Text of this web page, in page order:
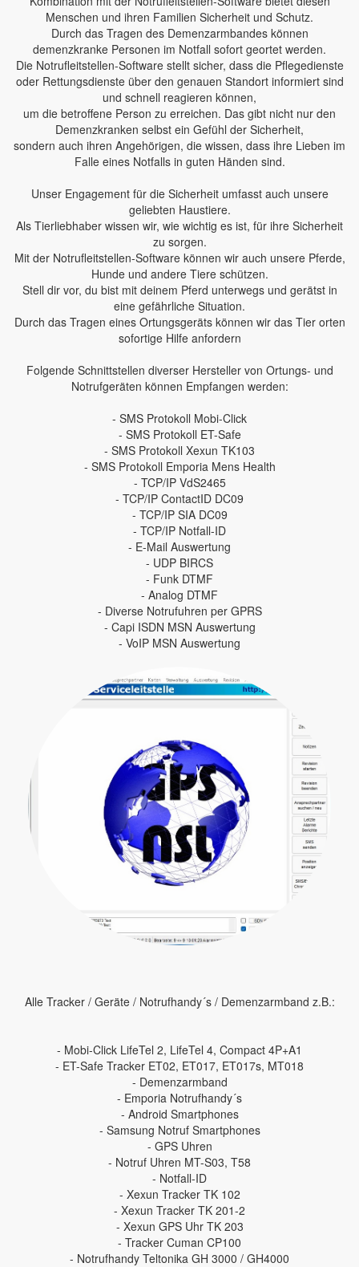
Menschen und ihren Familien Sicherheit und Schutz.
Durch das Tragen des Demenzarmbandes können
demenzkranke Personen im Notfall sofort geortet werden.
Die Notrufleitstellen-Software stellt sicher, dass die Pflegedienste
oder Rettungsdienste über den genauen Standort informiert sind
und schnell reagieren können,
um die betroffene Person zu erreichen. Das gibt nicht nur den
Demenzkranken selbst ein Gefühl der Sicherheit,
sondern auch ihren Angehörigen, die wissen, dass ihre Lieben im
Falle eines Notfalls in guten Händen sind.
Unser Engagement für die Sicherheit umfasst auch unsere
geliebten Haustiere.
Als Tierliebhaber wissen wir, wie wichtig es ist, für ihre Sicherheit
zu sorgen.
Mit der Notrufleitstellen-Software können wir auch unsere Pferde,
Hunde und andere Tiere schützen.
Stell dir vor, du bist mit deinem Pferd unterwegs und gerätst in
eine gefährliche Situation.
Durch das Tragen eines Ortungsgeräts können wir das Tier orten
sofortige Hilfe anfordern
Folgende Schnittstellen diverser Hersteller von Ortungs- und
Notrufgeräten können Empfangen werden:
- SMS Protokoll Mobi-Click
- SMS Protokoll ET-Safe
- SMS Protokoll Xexun TK103
- SMS Protokoll Emporia Mens Health
- TCP/IP VdS2465
- TCP/IP ContactID DC09
- TCP/IP SIA DC09
- TCP/IP Notfall-ID
- E-Mail Auswertung
- UDP BIRCS
- Funk DTMF
- Analog DTMF
- Diverse Notrufuhren per GPRS
- Capi ISDN MSN Auswertung
- VoIP MSN Auswertung
Alle Tracker / Geräte / Notrufhandy´s / Demenzarmband z.B.:
- Mobi-Click LifeTel 2, LifeTel 4, Compact 4P+A1
- ET-Safe Tracker ET02, ET017, ET017s, MT018
- Demenzarmband
- Emporia Notrufhandy´s
- Android Smartphones
- Samsung Notruf Smartphones
- GPS Uhren
- Notruf Uhren MT-S03, T58
- Notfall-ID
- Xexun Tracker TK 102
- Xexun Tracker TK 201-2
- Xexun GPS Uhr TK 203
- Tracker Cuman CP100
- Notrufhandy Teltonika GH 3000 / GH4000